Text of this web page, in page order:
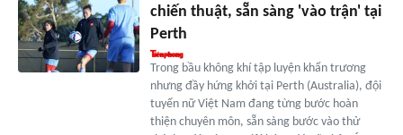
chiến thuật, sẵn sàng 'vào trận' tại
Perth
Trong bầu không khí tập luyện khẩn trương
nhưng đầy hứng khởi tại Perth (Australia), đội
tuyển nữ Việt Nam đang từng bước hoàn
thiện chuyên môn, sẵn sàng bước vào thử